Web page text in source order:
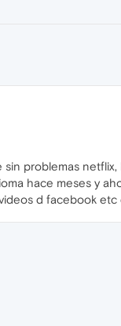
problemas netflix,
hace meses y
d facebook etc